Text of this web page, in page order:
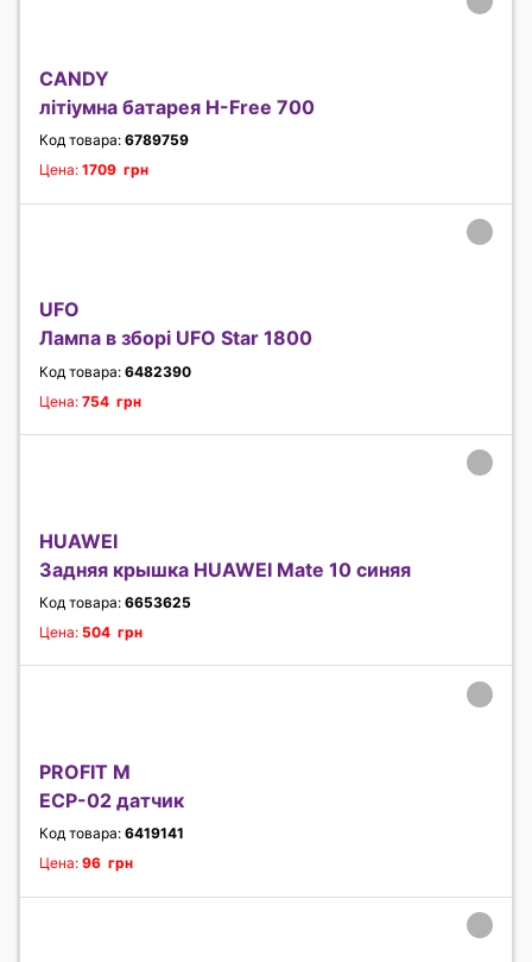
CANDY
літіумна батарея H-Free 700
Код товара: 6789759
Цена: 1709 грн
UFO
Лампа в зборі UFO Star 1800
Код товара: 6482390
Цена: 754 грн
HUAWEI
Задняя крышка HUAWEI Mate 10 синяя
Код товара: 6653625
Цена: 504 грн
PROFIT M
ЕСР-02 датчик
Код товара: 6419141
Цена: 96 грн